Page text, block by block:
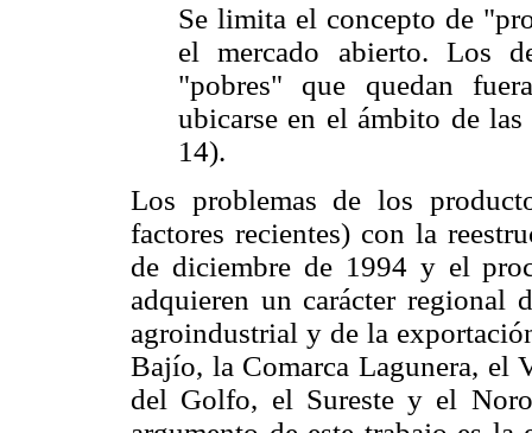
Se limita el concepto de
el mercado abierto. Los
"pobres" que quedan
ubicarse en el ámbito de
14).
Los problemas de los
factores recientes) con la
de diciembre de 1994 y el
adquieren un carácter regional
agroindustrial y de la
Bajío, la Comarca Lagunera, el
del Golfo, el Sureste y el